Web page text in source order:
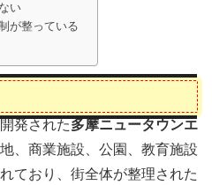
い
が整っている
発された多摩ニュータウンエ
、商業施設、公園、教育施設
ており、街全体が整理された